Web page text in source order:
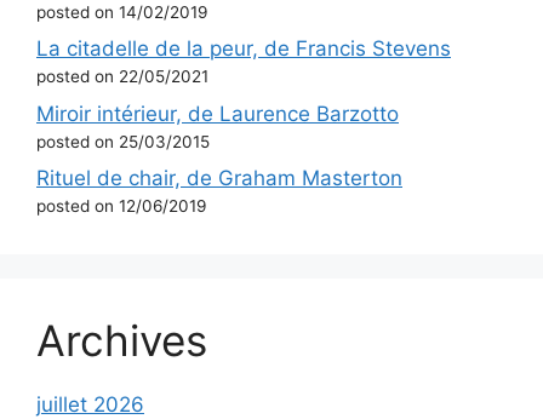
posted on 14/02/2019
La citadelle de la peur, de Francis Stevens
posted on 22/05/2021
Miroir intérieur, de Laurence Barzotto
posted on 25/03/2015
Rituel de chair, de Graham Masterton
posted on 12/06/2019
Archives
juillet 2026